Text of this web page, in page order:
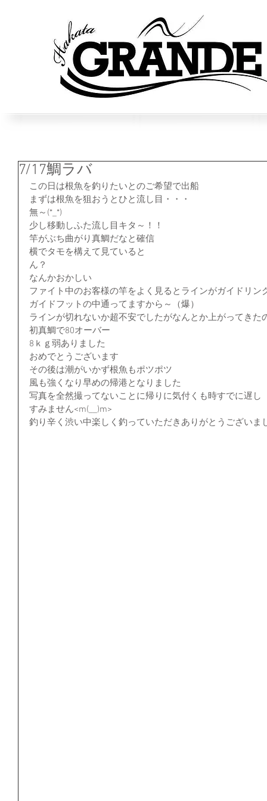
7/17鯛ラバ
この日は根魚を釣りたいとのご希望で出船
まずは根魚を狙おうとひと流し目・・・
無～(*_*)
少し移動しふた流し目キタ～！！
竿がぶち曲がり真鯛だなと確信
横でタモを構えて見ていると
ん？
なんかおかしい
ファイト中のお客様の竿をよく見るとラインがガイドリン
ガイドフットの中通ってますから～（爆）
ラインが切れないか超不安でしたがなんとか上がってきた
初真鯛で80オーバー
8ｋｇ弱ありました
おめでとうございます
その後は潮がいかず根魚もポツポツ
風も強くなり早めの帰港となりました
写真を全然撮ってないことに帰りに気付くも時すでに遅し
すみません<m(__)m>
釣り辛く渋い中楽しく釣っていただきありがとうございま